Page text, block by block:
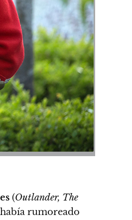
(Outlander, The
rumoreado